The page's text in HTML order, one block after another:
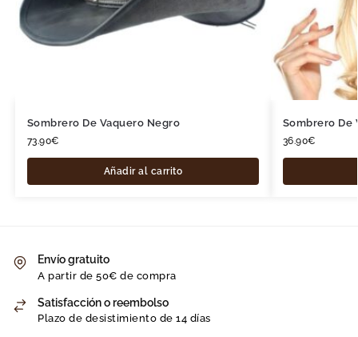
Sombrero De Vaquero Negro
73.90€
Añadir al carrito
Sombrero De
36.90€
Envío gratuito
A partir de 50€ de compra
Satisfacción o reembolso
Plazo de desistimiento de 14 días